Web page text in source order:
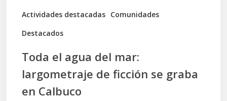
Actividades destacadas Comunidades
Destacados
graba
Toda el agua del mar:
largometraje de ficción se graba
en Calbuco